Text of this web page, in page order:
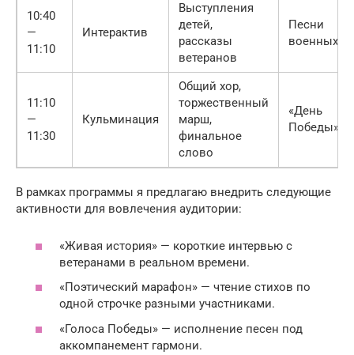
10:40
—
11:10
Интерактив
Выступления
детей,
рассказы
ветеранов
Песни
военных
11:10
—
11:30
Кульминация
Общий хор,
торжественный
марш,
финальное
слово
«День
Победы»
В рамках программы я предлагаю внедрить следующие
активности для вовлечения аудитории:
«Живая история» — короткие интервью с
ветеранами в реальном времени.
«Поэтический марафон» — чтение стихов по
одной строчке разными участниками.
«Голоса Победы» — исполнение песен под
аккомпанемент гармони.